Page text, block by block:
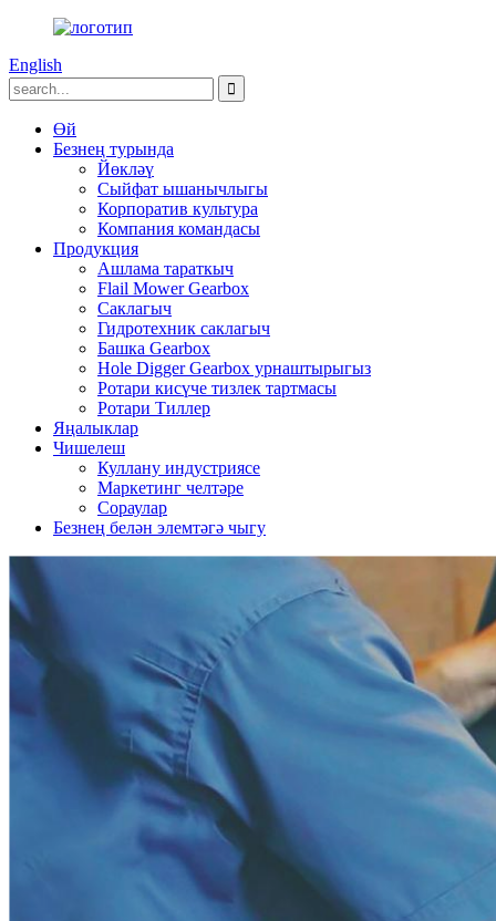
English
Өй
Безнең турында
Йөкләү
Сыйфат ышанычлыгы
Корпоратив культура
Компания командасы
Продукция
Ашлама тараткыч
Flail Mower Gearbox
Саклагыч
Гидротехник саклагыч
Башка Gearbox
Hole Digger Gearbox урнаштырыгыз
Ротари кисүче тизлек тартмасы
Ротари Тиллер
Яңалыклар
Чишелеш
Куллану индустриясе
Маркетинг челтәре
Сораулар
Безнең белән элемтәгә чыгу